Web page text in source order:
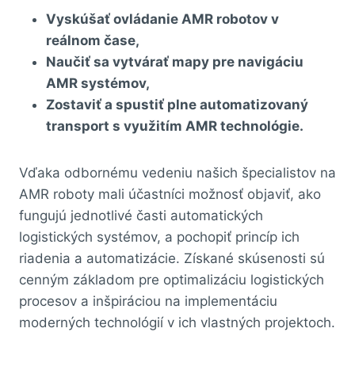
Vyskúšať ovládanie AMR robotov v
reálnom čase,
Naučiť sa vytvárať mapy pre navigáciu
AMR systémov,
Zostaviť a spustiť plne automatizovaný
transport s využitím AMR technológie.
Vďaka odbornému vedeniu našich špecialistov na
AMR roboty mali účastníci možnosť objaviť, ako
fungujú jednotlivé časti automatických
logistických systémov, a pochopiť princíp ich
riadenia a automatizácie. Získané skúsenosti sú
cenným základom pre optimalizáciu logistických
procesov a inšpiráciou na implementáciu
moderných technológií v ich vlastných projektoch.